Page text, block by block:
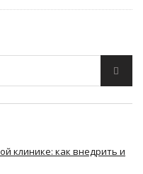
клинике: как внедрить и